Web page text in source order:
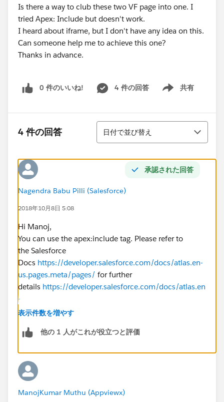
Is there a way to club these two VF page into one. I
tried Apex: Include but doesn't work.
I heard about iframe, but I don't have any idea on this.
Can someone help me to achieve this one?
Thanks in advance.
0 件のいいね! 4 件の回答 共有
Show menu
4 件の回答
並び替え
日付で並び替え
承認された回答
Nagendra Babu Pilli (Salesforce)
2018年10月8日 5:08
Hi Manoj,
You can use the apex:include tag. Please refer to
the Salesforce
Docs https://developer.salesforce.com/docs/atlas.en-
us.pages.meta/pages/ for further
details https://developer.salesforce.com/docs/atlas.en
-
us.workbook_vf.meta/workbook_vf/workbook_retired
. If you want to dynamically display the pages based
that:
<apex:page>
<input type="checkbox" id="option1"
表示件数を増やす
他の 1 人がこれが役立つと評価
ManojKumar Muthu (Appviewx)